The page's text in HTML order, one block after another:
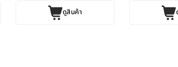
ดูสินค้า